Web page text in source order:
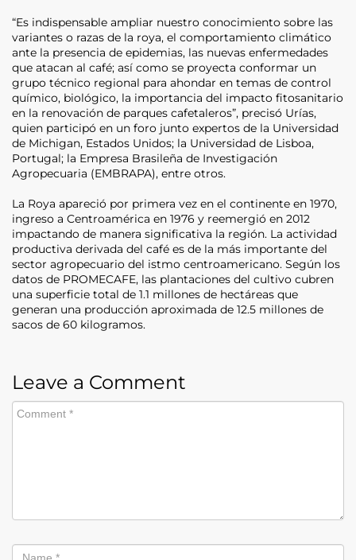
“Es indispensable ampliar nuestro conocimiento sobre las
variantes o razas de la roya, el comportamiento climático
ante la presencia de epidemias, las nuevas enfermedades
que atacan al café; así como se proyecta conformar un
grupo técnico regional para ahondar en temas de control
químico, biológico, la importancia del impacto fitosanitario
en la renovación de parques cafetaleros”, precisó Urías,
quien participó en un foro junto expertos de la Universidad
de Michigan, Estados Unidos; la Universidad de Lisboa,
Portugal; la Empresa Brasileña de Investigación
Agropecuaria (EMBRAPA), entre otros.
La Roya apareció por primera vez en el continente en 1970,
ingreso a Centroamérica en 1976 y reemergió en 2012
impactando de manera significativa la región. La actividad
productiva derivada del café es de la más importante del
sector agropecuario del istmo centroamericano. Según los
datos de PROMECAFE, las plantaciones del cultivo cubren
una superficie total de 1.1 millones de hectáreas que
generan una producción aproximada de 12.5 millones de
sacos de 60 kilogramos.
Leave a Comment